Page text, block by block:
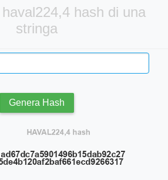
hash di una
stringa
Genera Hash